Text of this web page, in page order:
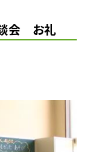
談会 お礼